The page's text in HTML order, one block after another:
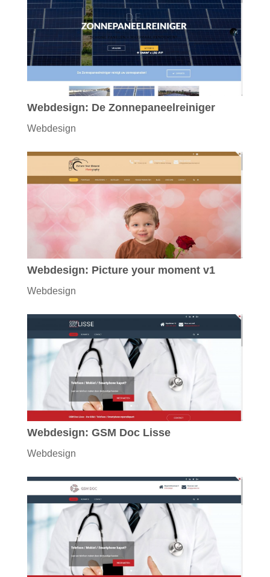
Webdesign: De Zonnepaneelreiniger
Webdesign
Webdesign: Picture your moment v1
Webdesign
Webdesign: GSM Doc Lisse
Webdesign